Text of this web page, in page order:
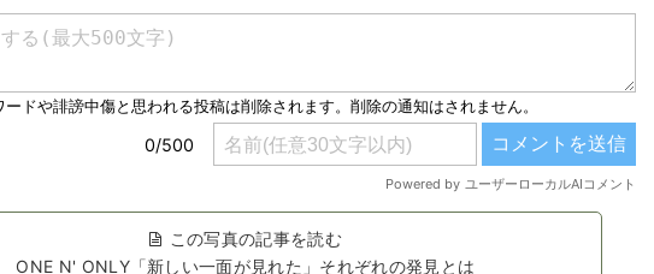
この写真の記事を読む
ONE N' ONLY「新しい一面が見れた」それぞれの発見とは